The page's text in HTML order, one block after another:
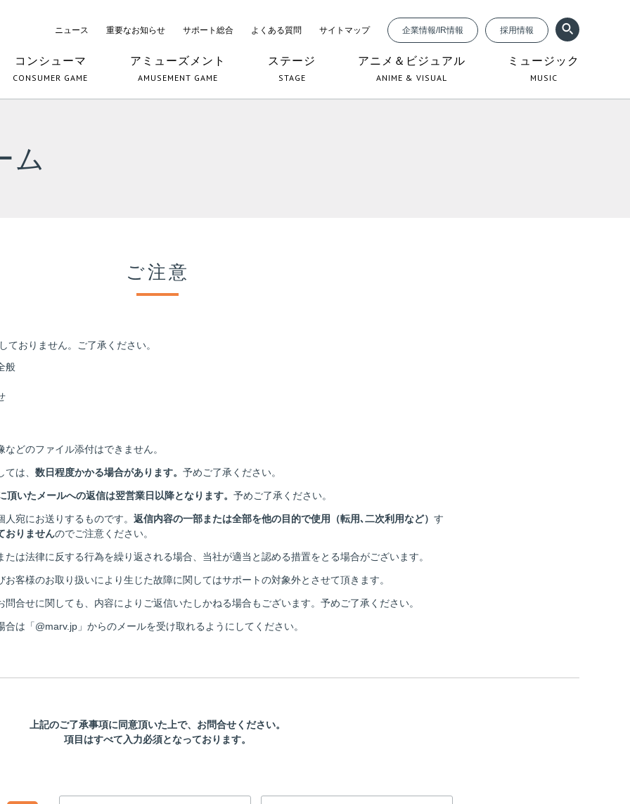
ニュース 重要なお知らせ サポート総合 よくある質問 サイトマップ 企業情報/IR情報 採用情報
コンシューマ
CONSUMER GAME
アミューズメント
AMUSEMENT GAME
ステージ
STAGE
アニメ＆ビジュアル
ANIME & VISUAL
ミュージック
MUSIC
ム
ご注意
ておりません。ご了承ください。
般
どのファイル添付はできません。
は、 数日程度かかる場合があります。 予めご了承ください。
頂いたメールへの返信は翌営業日以降となります。 予めご了承ください。
宛にお送りするものです。 返信内容の一部または全部を他の目的で使用（転用､二次利用など） す
おりませんのでご注意ください。
は法律に反する行為を繰り返される場合、当社が適当と認める措置をとる場合がございます。
客様のお取り扱いにより生じた故障に関してはサポートの対象外とさせて頂きます。
合せに関しても、内容によりご返信いたしかねる場合もございます。予めご了承ください。
合は「@marv.jp」からのメールを受け取れるようにしてください。
上記のご了承事項に同意頂いた上で、お問合せください。
項目はすべて入力必須となっております。